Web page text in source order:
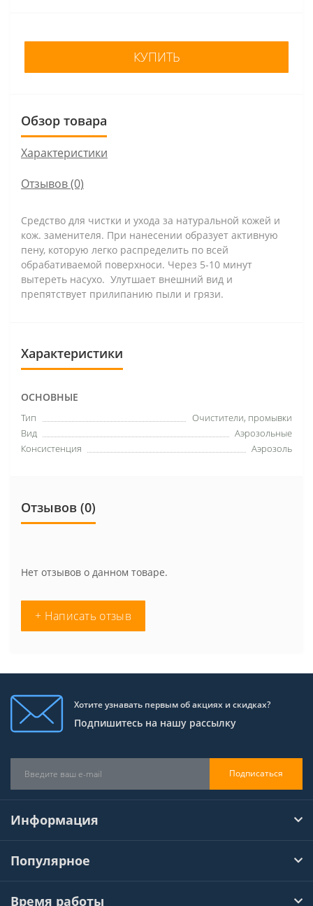
КУПИТЬ
Обзор товара
Характеристики
Отзывов (0)
Средство для чистки и ухода за натуральной кожей и
кож. заменителя. При нанесении образует активную
пену, которую легко распределить по всей
обрабативаемой поверхноси. Через 5-10 минут
вытереть насухо. Улутшает внешний вид и
препятствует прилипанию пыли и грязи.
Характеристики
ОСНОВНЫЕ
Тип
Очистители, промывки
Вид
Аэрозольные
Консистенция
Аэрозоль
Отзывов (0)
Нет отзывов о данном товаре.
+ Написать отзыв
Хотите узнавать первым об акциях и скидках?
Подпишитесь на нашу рассылку
Подписаться
Информация
Популярное
Время работы